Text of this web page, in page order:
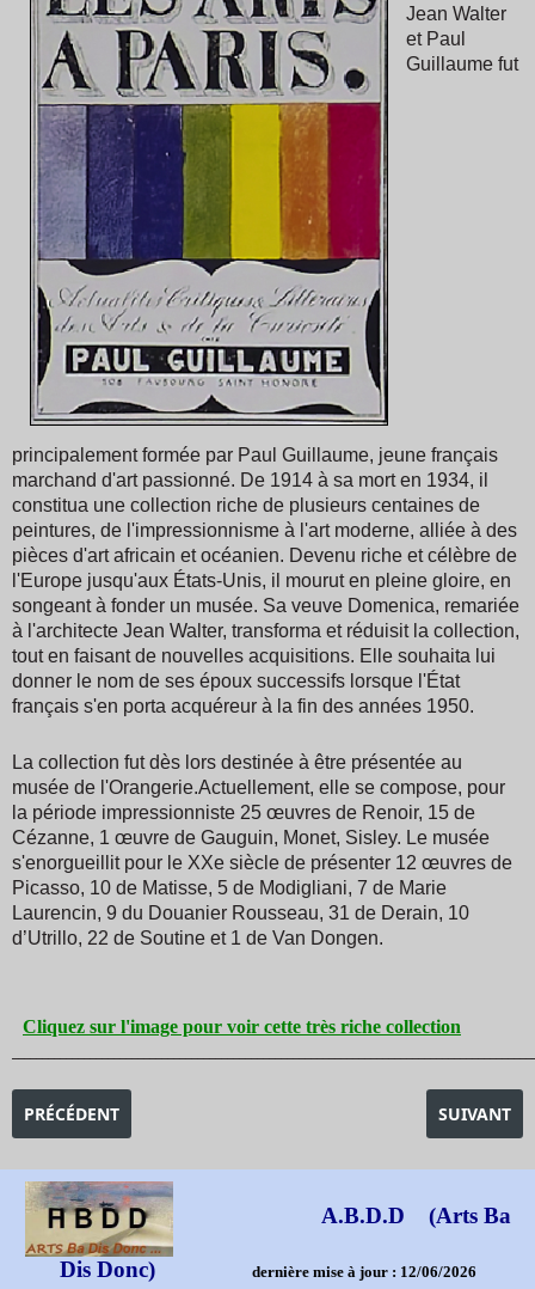
Jean Walter
et Paul
Guillaume fut
principalement formée par Paul Guillaume, jeune français
marchand d'art passionné. De 1914 à sa mort en 1934, il
constitua une collection riche de plusieurs centaines de
peintures, de l'impressionnisme à l'art moderne, alliée à des
pièces d'art africain et océanien. Devenu riche et célèbre de
l'Europe jusqu'aux États-Unis, il mourut en pleine gloire, en
songeant à fonder un musée. Sa veuve Domenica, remariée
à l'architecte Jean Walter, transforma et réduisit la collection,
tout en faisant de nouvelles acquisitions. Elle souhaita lui
donner le nom de ses époux successifs lorsque l'État
français s'en porta acquéreur à la fin des années 1950.
La collection fut dès lors destinée à être présentée au
musée de l'Orangerie.Actuellement, elle se compose, pour
la période impressionniste 25 œuvres de Renoir, 15 de
Cézanne, 1 œuvre de Gauguin, Monet, Sisley. Le musée
s'enorgueillit pour le XXe siècle de présenter 12 œuvres de
Picasso, 10 de Matisse, 5 de Modigliani, 7 de Marie
Laurencin, 9 du Douanier Rousseau, 31 de Derain, 10
d’Utrillo, 22 de Soutine et 1 de Van Dongen.
Cliquez sur l'image pour voir cette très riche collection
ARTICLE PRÉCÉDENT : EXPOSITION L'OEIL VERITE
PRÉCÉDENT ARTICLE
SUIVANT
A.B.D.D (Arts Ba
Dis Donc) dernière mise à jour : 12/06/2026